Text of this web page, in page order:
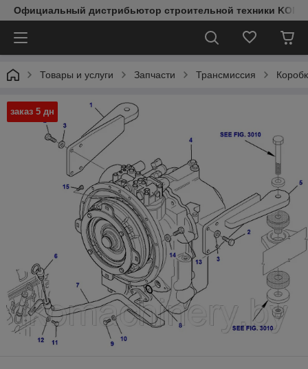
Официальный дистрибьютор строительной техники
Товары и услуги Запчасти Трансмиссия
заказ 5 дн